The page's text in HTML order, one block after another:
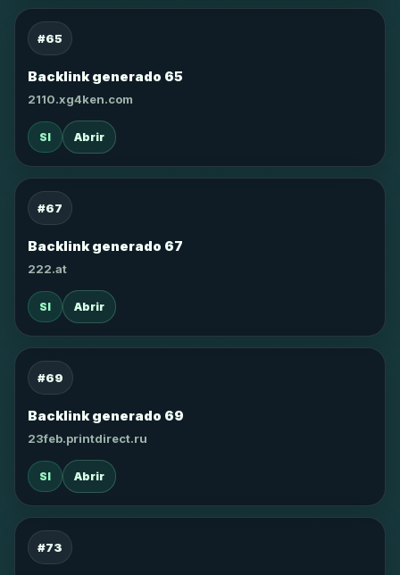
#65
Backlink generado 65
2110.xg4ken.com
SI Abrir
#67
Backlink generado 67
222.at
SI Abrir
#69
Backlink generado 69
23feb.printdirect.ru
SI Abrir
#73